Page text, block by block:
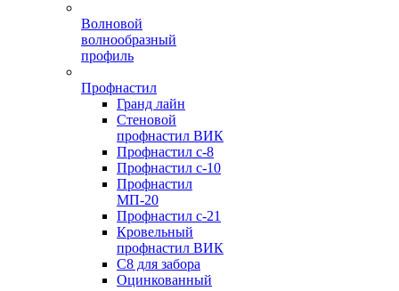
Волновой
волнообразный
профиль
Профнастил
Гранд лайн
Стеновой
профнастил ВИК
Профнастил с-8
Профнастил с-10
Профнастил
МП-20
Профнастил с-21
Кровельный
профнастил ВИК
С8 для забора
Оцинкованный